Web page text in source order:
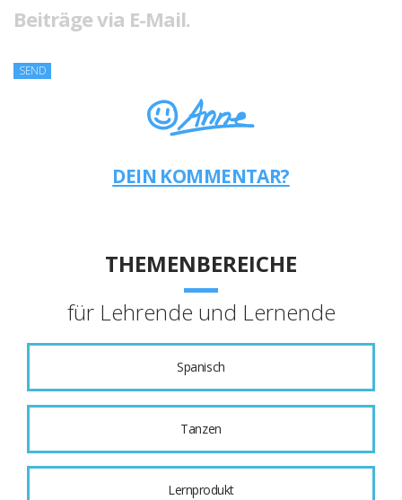
Beiträge via E-Mail.
DEIN KOMMENTAR?
THEMENBEREICHE
für Lehrende und Lernende
Spanisch
Tanzen
Lernprodukt